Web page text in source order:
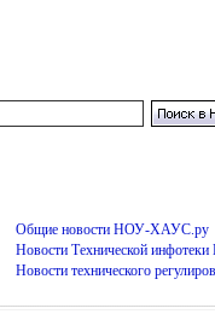
Общие новости НОУ-ХАУС.ру
Новости Технической
Новости технического